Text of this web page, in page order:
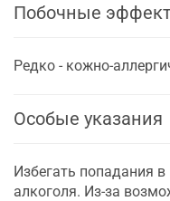
Побочные
Редко - кожно-
Особые указания
Избегать попадания в
алкоголя. Из-за